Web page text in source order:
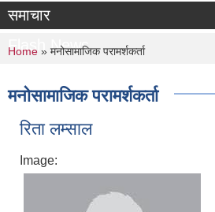
समाचार
Flash News
You are here
Home » मनोसामाजिक परामर्शकर्ता
मनोसामाजिक परामर्शकर्ता
रिता लम्साल
Image: